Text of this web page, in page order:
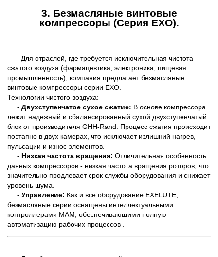
3. Безмасляные винтовые
компрессоры (Серия EXO).
Для отраслей, где требуется исключительная чистота
сжатого воздуха (фармацевтика, электроника, пищевая
промышленность), компания предлагает безмасляные
винтовые компрессоры серии EXO.
Технологии чистого воздуха:
- Двухступенчатое сухое сжатие: В основе компрессора
лежит надежный и сбалансированный сухой двухступенчатый
блок от производителя GHH-Rand. Процесс сжатия происходит
поэтапно в двух камерах, что исключает излишний нагрев,
пульсации и износ элементов.
- Низкая частота вращения: Отличительная особенность
данных компрессоров - низкая частота вращения роторов, что
значительно продлевает срок службы оборудования и снижает
уровень шума.
- Управление: Как и все оборудование EXELUTE,
безмасляные серии оснащены интеллектуальными
контроллерами MAM, обеспечивающими полную
автоматизацию рабочих процессов .